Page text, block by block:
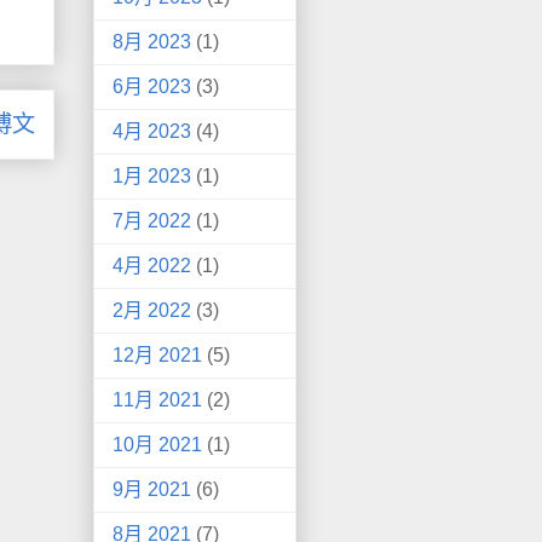
文
8月 2023 (1)
6月 2023 (3)
4月 2023 (4)
1月 2023 (1)
7月 2022 (1)
4月 2022 (1)
2月 2022 (3)
12月 2021 (5)
11月 2021 (2)
10月 2021 (1)
9月 2021 (6)
8月 2021 (7)